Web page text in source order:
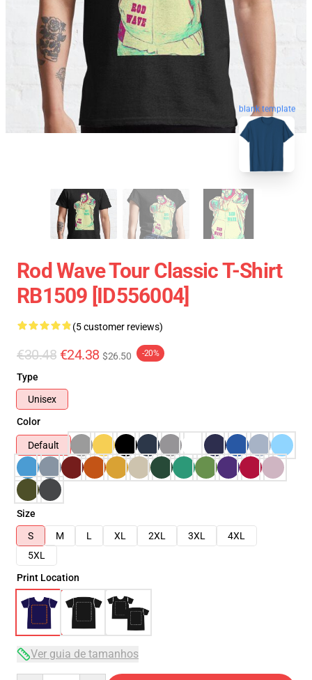
blank template
Rod Wave Tour Classic T-Shirt
RB1509 [ID556004]
(5 customer reviews)
€30.48 €24.38 $26.50 -20%
Type
Unisex
Color
Default
Size
S
M L XL 2XL 3XL
4XL
5XL
Print Location
Ver guia de tamanhos